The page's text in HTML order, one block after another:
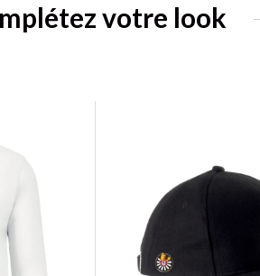
votre look